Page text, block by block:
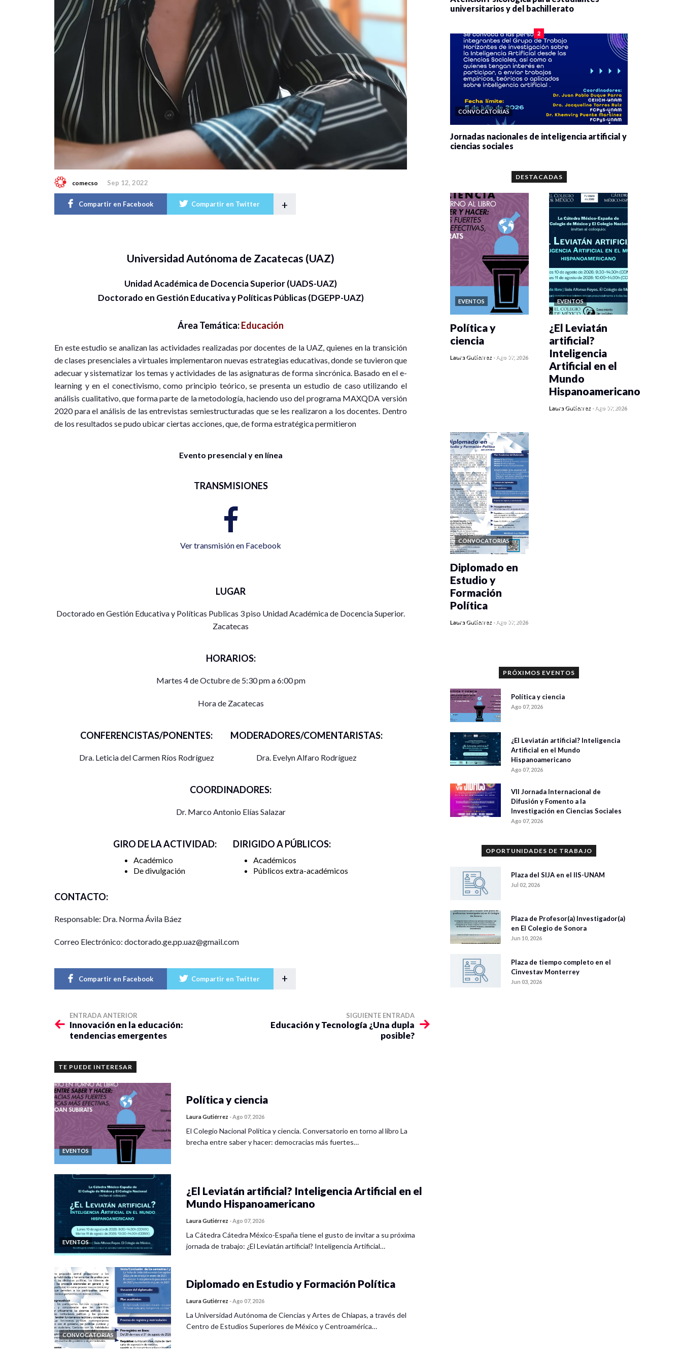
comecso Sep 12, 2022
Compartir en Facebook Compartir en Twitter +
Universidad Autónoma de Zacatecas (UAZ)
Unidad Académica de Docencia Superior (UADS-UAZ)
Doctorado en Gestión Educativa y Políticas Públicas (DGEPP-UAZ)
Área Temática:Educación
En este estudio se analizan las actividades realizadas por docentes de la UAZ, quienes en la transición
de clases presenciales a virtuales implementaron nuevas estrategias educativas, donde se tuvieron que
adecuar y sistematizar los temas y actividades de las asignaturas de forma sincrónica. Basado en el e-
learning y en el conectivismo, como principio teórico, se presenta un estudio de caso utilizando el
análisis cualitativo, que forma parte de la metodología, haciendo uso del programa MAXQDA versión
2020 para el análisis de las entrevistas semiestructuradas que se les realizaron a los docentes. Dentro
de los resultados se pudo ubicar ciertas acciones, que, de forma estratégica permitieron
Evento presencial y en línea
TRANSMISIONES
Ver transmisión en Facebook
LUGAR
Doctorado en Gestión Educativa y Políticas Publicas 3 piso Unidad Académica de Docencia Superior.
Zacatecas
HORARIOS:
Martes 4 de Octubre de 5:30 pm a 6:00 pm
Hora de Zacatecas
CONFERENCISTAS/PONENTES:
Dra. Leticia del Carmen Ríos Rodríguez
MODERADORES/COMENTARISTAS:
Dra. Evelyn Alfaro Rodríguez
COORDINADORES:
Dr. Marco Antonio Elías Salazar
GIRO DE LA ACTIVIDAD:
Académico
De divulgación
DIRIGIDO A PÚBLICOS:
Académicos
Públicos extra-académicos
CONTACTO:
Responsable: Dra. Norma Ávila Báez
Correo Electrónico: doctorado.ge.pp.uaz@gmail.com
Compartir en Facebook Compartir en Twitter +
ENTRADA ANTERIOR
Innovación en la educación:
tendencias emergentes
SIGUIENTE ENTRADA
Educación y Tecnología ¿Una dupla
posible?
TE PUEDE INTERESAR
EVENTOS
Política y ciencia
Laura Gutiérrez -Ago 07, 2026
El Colegio Nacional Política y ciencia. Conversatorio en torno al libro La
brecha entre saber y hacer: democracias más fuertes…
EVENTOS
¿El Leviatán artificial? Inteligencia Artificial en el
Mundo Hispanoamericano
Laura Gutiérrez -Ago 07, 2026
La Cátedra Cátedra México-España tiene el gusto de invitar a su próxima
jornada de trabajo: ¿El Leviatán artificial? Inteligencia Artificial…
CONVOCATORIAS
Diplomado en Estudio y Formación Política
Laura Gutiérrez -Ago 07, 2026
La Universidad Autónoma de Ciencias y Artes de Chiapas, a través del
Centro de Estudios Superiores de México y Centroamérica…
universitarios y del bachillerato
2
CONVOCATORIAS
Jornadas nacionales de inteligencia artificial y
ciencias sociales
DESTACADAS
EVENTOS
0 veces compartido
Política y
ciencia
Laura Gutiérrez -Ago 07, 2026
EVENTOS
0 veces compartido
¿El Leviatán
artificial?
Inteligencia
Artificial en el
Mundo
Hispanoamericano
Laura Gutiérrez -Ago 07, 2026
CONVOCATORIAS
0 veces compartido
Diplomado en
Estudio y
Formación
Política
Laura Gutiérrez -Ago 07, 2026
PRÓXIMOS EVENTOS
Política y ciencia
Ago 07, 2026
¿El Leviatán artificial? Inteligencia
Artificial en el Mundo
Hispanoamericano
Ago 07, 2026
VII Jornada Internacional de
Difusión y Fomento a la
Investigación en Ciencias Sociales
Ago 07, 2026
OPORTUNIDADES DE TRABAJO
Plaza del SIJA en el IIS-UNAM
Jul 02, 2026
Plaza de Profesor(a) Investigador(a)
en El Colegio de Sonora
Jun 10, 2026
Plaza de tiempo completo en el
Cinvestav Monterrey
Jun 03, 2026